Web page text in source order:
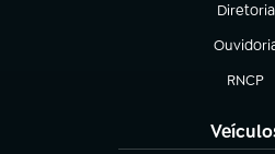
Diretoria
(abre
(abre em
RNCP
(abre